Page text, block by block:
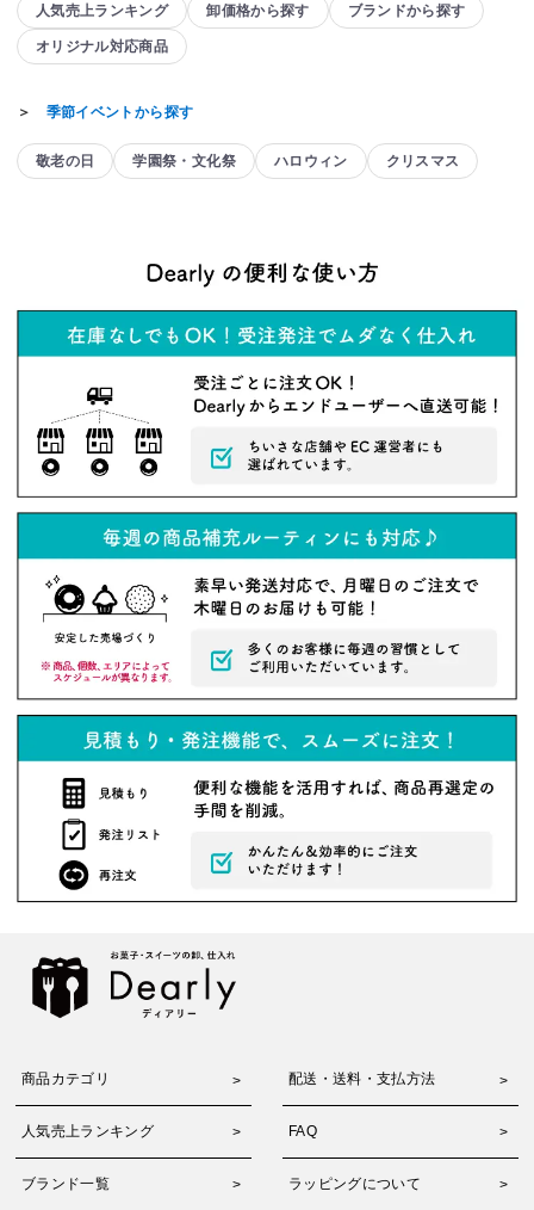
人気売上ランキング 卸価格から探す ブランドから探す
オリジナル対応商品
＞ 季節イベントから探す
敬老の日 学園祭・文化祭 ハロウィン クリスマス
商品カテゴリ 配送・送料・支払方法
人気売上ランキング FAQ
ブランド一覧 ラッピングについて